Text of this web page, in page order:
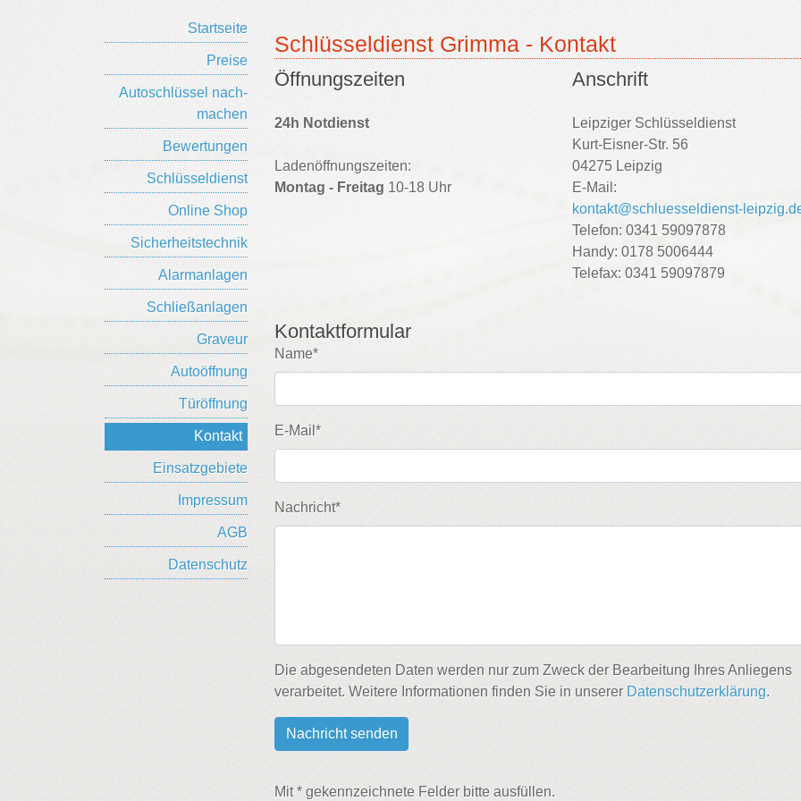
Startseite
Preise
Auto­schlüssel nach­
machen
Bewertungen
Schlüsseldienst
Online Shop
Sicherheitstechnik
Alarmanlagen
Schließanlagen
Graveur
Autoöffnung
Türöffnung
Kontakt
Einsatzgebiete
Impressum
AGB
Datenschutz
Schlüsseldienst Grimma - Kontakt
Öffnungszeiten
24h Notdienst
Ladenöffnungszeiten:
Montag - Freitag 10-18 Uhr
Anschrift
Leipziger Schlüsseldienst
Kurt-Eisner-Str. 56
04275 Leipzig
E-Mail:
kontakt@schluesseldienst-
Telefon: 0341 59097878
Handy: 0178 5006444
Telefax: 0341 59097879
Kontaktformular
Name*
E-Mail*
Nachricht*
Die abgesendeten Daten werden nur zum Zweck der Bearbeitung Ihres Anliegens
verarbeitet. Weitere Informationen finden Sie in unserer Datenschutzerklärung.
Mit * gekennzeichnete Felder bitte ausfüllen.